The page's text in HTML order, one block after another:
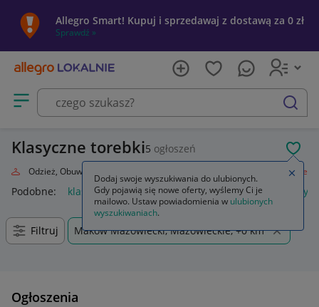
Allegro Smart! Kupuj i sprzedawaj z dostawą za 0 zł
Sprawdź »
Otwórz menu z kategoriami
szukaj
Klasyczne torebki5 ogłoszeń
Odzież, Obuwie, Dodatki Klasyczne
Podobne: klasyczne struny do gitary klasycznej lalki
Filtruj Maków Mazowiecki, Mazowieckie, +0 km
Ogłoszenia
Dodaj swoje wyszukiwania do ulubionych.
Gdy pojawią się nowe oferty, wyślemy Ci je
mailowo. Ustaw powiadomienia w ulubionych
wyszukiwaniach.